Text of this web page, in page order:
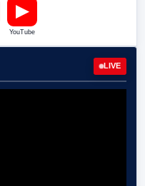
▶
YouTube
LIVE